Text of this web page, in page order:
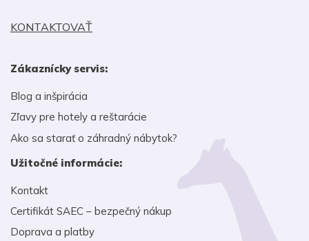
Užitočné informácie:
Kontakt
Certifikát SAEC – bezpečný nákup
Doprava a platby
Zákaznícky servis:
Blog a inšpirácia
Zľavy pre hotely a reštarácie
Ako sa starať o záhradný nábytok?
KONTAKTOVAŤ